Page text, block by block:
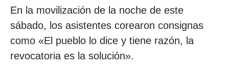
En la movilización de la noche de este
sábado, los asistentes corearon consignas
como «El pueblo lo dice y tiene razón, la
revocatoria es la solución».